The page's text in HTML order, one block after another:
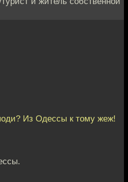
Из Одессы к тому жеж!